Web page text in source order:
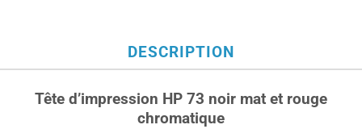
DESCRIPTION
Tête d’impression HP 73 noir mat et rouge
chromatique